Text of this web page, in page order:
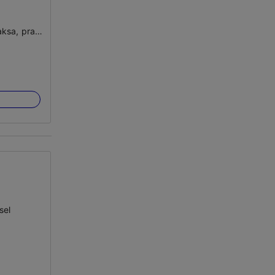
inglise, soome, vene, saksa, prantsuse